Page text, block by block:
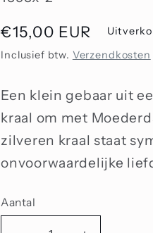
Normale
prijs
€15,00 EUR
Inclusief btw. Verzendkosten
Een klein gebaar uit
kraal om met
zilveren kraal staat
onvoorwaardelijke
Aantal